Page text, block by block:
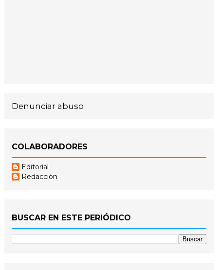
Denunciar abuso
COLABORADORES
Editorial
Redacción
BUSCAR EN ESTE PERIÓDICO